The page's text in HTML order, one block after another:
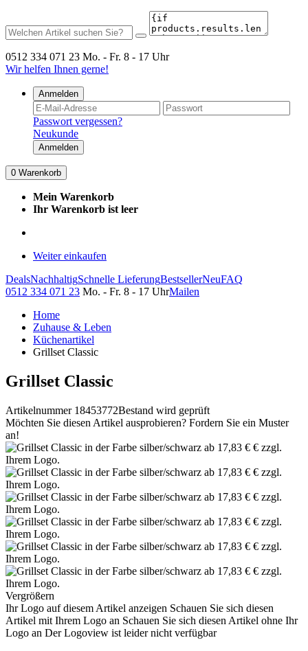
0512 334 071 23 Mo. - Fr. 8 - 17 Uhr
Wir helfen Ihnen gerne!
Anmelden
Passwort vergessen?
Neukunde
Anmelden
0 Warenkorb
Mein Warenkorb
Ihr Warenkorb ist leer
Weiter einkaufen
DealsNachhaltigSchnelle LieferungBestsellerNeuFAQ
0512 334 071 23 Mo. - Fr. 8 - 17 UhrMailen
Home
Zuhause & Leben
Küchenartikel
Grillset Classic
Grillset Classic
Artikelnummer 18453772Bestand wird geprüft
Möchten Sie diesen Artikel ausprobieren? Fordern Sie ein Muster
an!
Vergrößern
Ihr Logo auf diesem Artikel anzeigen Schauen Sie sich diesen
Artikel mit Ihrem Logo an Schauen Sie sich diesen Artikel ohne Ihr
Logo an Der Logoview ist leider nicht verfügbar